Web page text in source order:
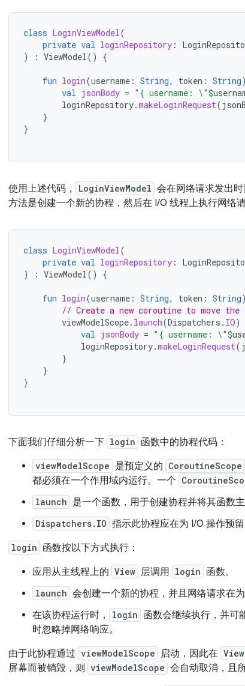
class LoginViewModel(
private val loginRepository :
)
: ViewModel() {
fun login(username : String, token : String)
val jsonBody = "{ username: \"$
loginRepository.makeLoginRequest(
}
}
使用上述代码， LoginViewModel 会在网络请求发出
方法是创建一个新的协程，然后在 I/O 线程上执行网络请
class LoginViewModel(
private val loginRepository :
)
: ViewModel() {
fun login(username : String, token : String)
// Create a new coroutine to move
viewModelScope. launch(Dispatchers . IO)
val jsonBody = "{ username: \"$
loginRepository.makeLoginRequest(
}
}
}
下面我们仔细分析一下 login 函数中的协程代码：
viewModelScope 是预定义的 CoroutineScope
都必须在一个作用域内运行。一个
launch 是一个函数，用于创建协程并将其函数
Dispatchers.IO 指示此协程应在为 I/O 操作预留
login 函数按以下方式执行：
应用从主线程上的 View 层调用 login 函数。
launch 会创建一个新的协程，并且网络请求在
在该协程运行时，
login 函数会继续执行，并可
时忽略掉网络响应。
由于此协程通过 viewModelScope 启动，因此在
屏幕而被销毁，则 viewModelScope 会自动取消，且